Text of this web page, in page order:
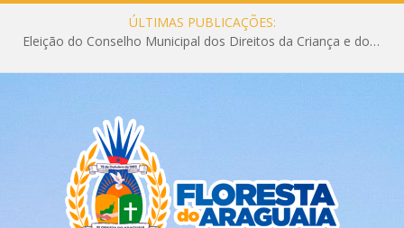
ÚLTIMAS PUBLICAÇÕES:
Eleição do Conselho Municipal dos Direitos da Criança e do Adolescente CMDCA 2026